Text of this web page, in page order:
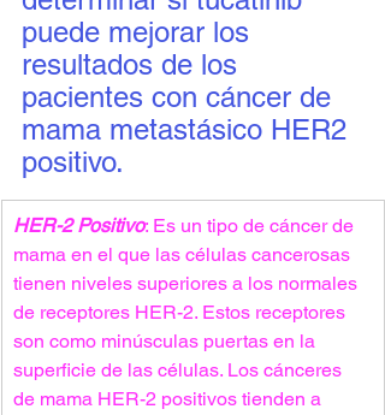
puede mejorar los
resultados de los
pacientes con cáncer de
mama metastásico HER2
positivo.
HER-2 Positivo: Es un tipo de cáncer de
mama en el que las células cancerosas
tienen niveles superiores a los normales
de receptores HER-2. Estos receptores
son como minúsculas puertas en la
superficie de las células. Los cánceres
de mama HER-2 positivos tienden a